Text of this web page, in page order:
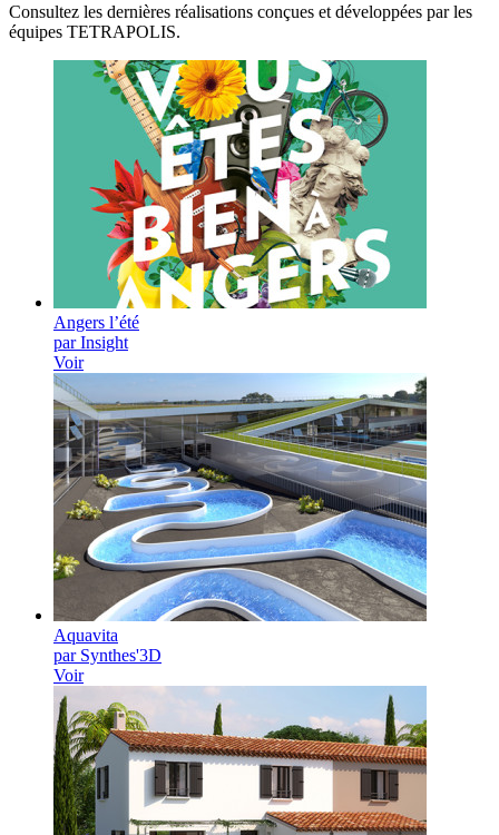
Consultez les dernières réalisations conçues et développées par les
équipes TETRAPOLIS.
Angers l’été
par Insight
Voir
Aquavita
par Synthes'3D
Voir